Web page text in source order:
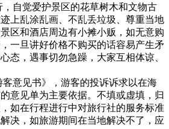
，自觉爱护景区的花草树木和文物古
上乱涂乱画、不乱丢垃圾、尊重当地
区和酒店周边有小摊小贩，如无意购
一旦讲好价格不购买的话容易产生矛
态，遇事切勿急躁，大家互相体谅、
客意见书》，游客的投诉诉求以在海
意见单为主要依据。不填或虚填，归
如在行程进行中对旅行社的服务标准
决，如旅游期间在当地解决不了，应